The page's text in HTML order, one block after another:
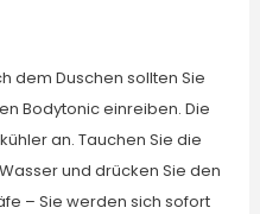
dem Duschen sollten Sie
Bodytonic einreiben. Die
an. Tauchen Sie die
und drücken Sie den
– Sie werden sich sofort